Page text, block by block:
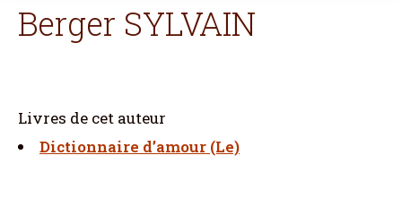
Berger SYLVAIN
Livres de cet auteur
Dictionnaire d’amour (Le)